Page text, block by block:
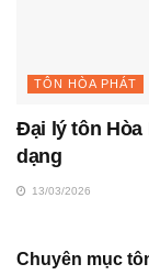
TÔN HÒA PHÁT
Đại lý tôn Hòa
dạng
13/03/2026
Chuyên mục